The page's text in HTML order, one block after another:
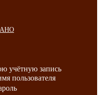
АНО
учётную запись
пользователя